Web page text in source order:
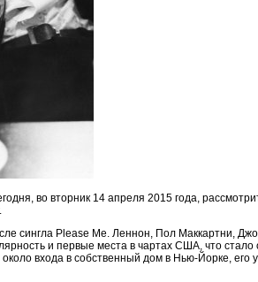
во вторник 14 апреля 2015 года,
сингла Please Me. Леннон, Пол Маккартни,
и первые места в чартах США, что
входа в собственный дом в Нью-Йорке,